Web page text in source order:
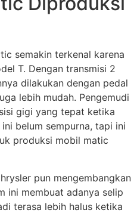
semakin terkenal karena
T. Dengan transmisi 2
dilakukan dengan pedal
lebih mudah. Pengemudi
gigi yang tepat ketika
belum sempurna, tapi ini
produksi mobil matic
pun mengembangkan
ini membuat adanya selip
terasa lebih halus ketika